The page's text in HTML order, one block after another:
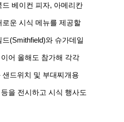
베이컨 피자, 아메리칸
운 시식 메뉴를 제공할
(Smithfield)와 슈가데일
어 올해도 참가해 각각
드위치 및 부대찌개용
을 전시하고 시식 행사도